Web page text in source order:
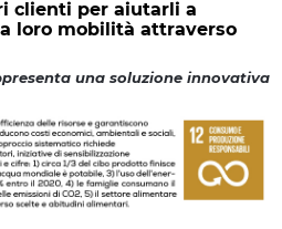
clienti per aiutarli a
loro mobilità attraverso
una soluzione innovativa